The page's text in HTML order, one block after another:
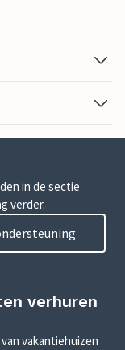
in de sectie
verder.
verhuren
vakantiehuizen